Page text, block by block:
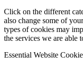
Click on the different
also change some of
types of cookies may
the services we are able
Essential Website